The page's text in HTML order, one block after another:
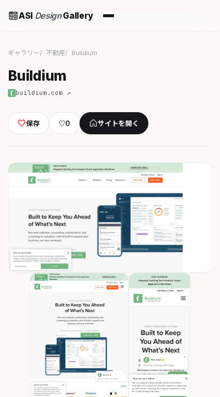
ASI DesignGallery
ギャラリー 不動産 Buildium
Buildium
buildium.com ↗
保存 ♡0 サイトを開く